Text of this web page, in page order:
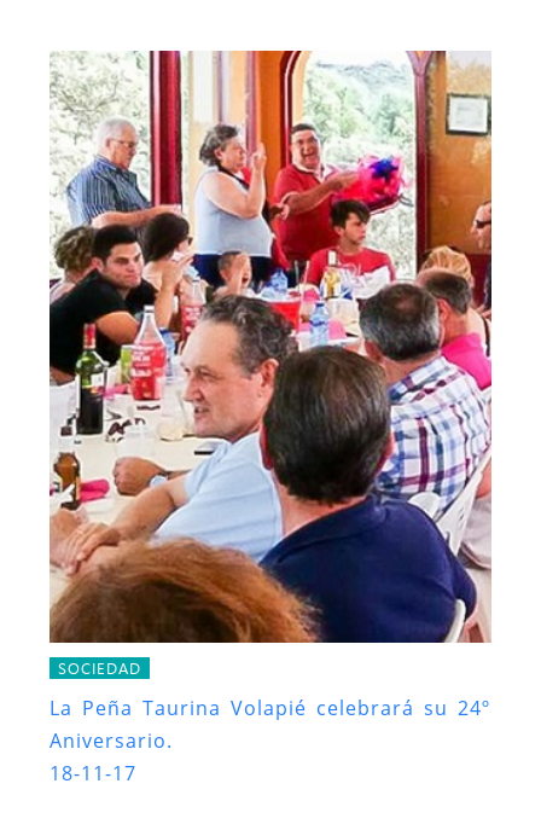
SOCIEDAD
La Peña Taurina Volapié celebrará su 24º
Aniversario.
18-11-17